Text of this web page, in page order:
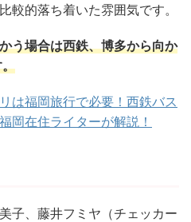
較的落ち着いた雰囲気です。
う場合は西鉄、博多から向か
は福岡旅行で必要！西鉄バス
岡在住ライターが解説！
子、藤井フミヤ（チェッカー